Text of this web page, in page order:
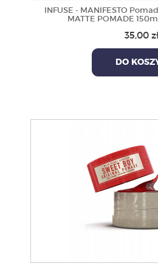
INFUSE - MANIFESTO
MATTE POMADE
35,00
DO